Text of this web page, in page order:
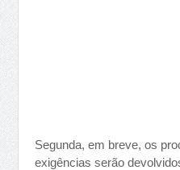
Segunda, em breve, os
exigências serão